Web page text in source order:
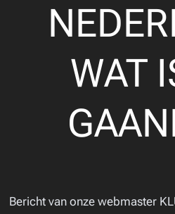
WAT
Bericht van onze webmaster